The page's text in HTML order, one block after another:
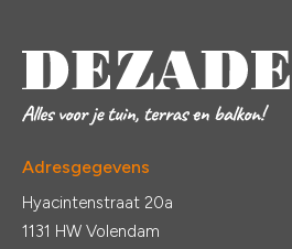
Adresgegevens
Hyacintenstraat 20a
1131 HW Volendam